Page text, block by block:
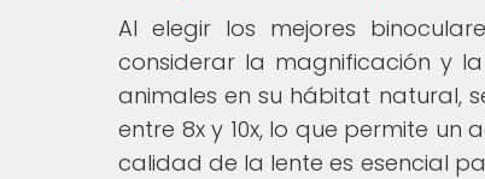
Al elegir los mejores
considerar la magnificación y
animales en su hábitat natural,
entre 8x y 10x, lo que permite
calidad de la lente es esencial